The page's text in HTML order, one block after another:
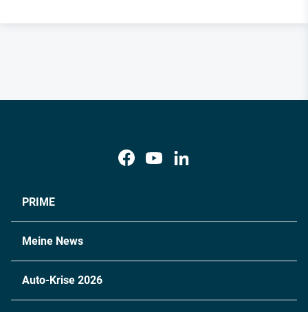
PRIME
Meine News
Auto-Krise 2026